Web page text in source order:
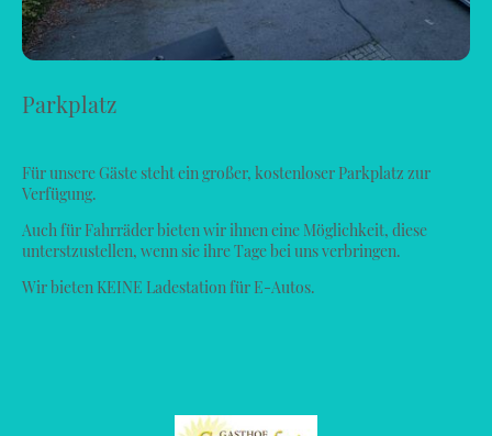
Parkplatz
Für unsere Gäste steht ein großer, kostenloser Parkplatz zur
Verfügung.
Auch für Fahrräder bieten wir ihnen eine Möglichkeit, diese
unterstzustellen, wenn sie ihre Tage bei uns verbringen.
Wir bieten KEINE Ladestation für E-Autos.